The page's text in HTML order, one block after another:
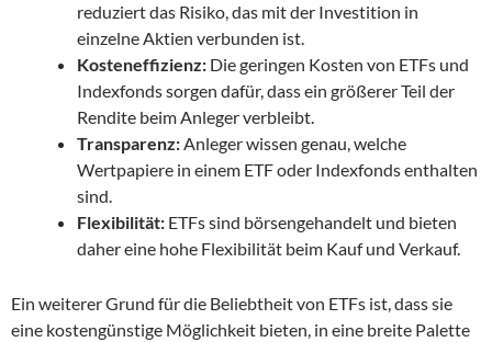
reduziert das Risiko, das mit der Investition in
einzelne Aktien verbunden ist.
Kosteneffizienz: Die geringen Kosten von ETFs und
Indexfonds sorgen dafür, dass ein größerer Teil der
Rendite beim Anleger verbleibt.
Transparenz:Anleger wissen genau, welche
Wertpapiere in einem ETF oder Indexfonds enthalten
sind.
Flexibilität: ETFs sind börsengehandelt und bieten
daher eine hohe Flexibilität beim Kauf und Verkauf.
Ein weiterer Grund für die Beliebtheit von ETFs ist, dass sie
eine kostengünstige Möglichkeit bieten, in eine breite Palette